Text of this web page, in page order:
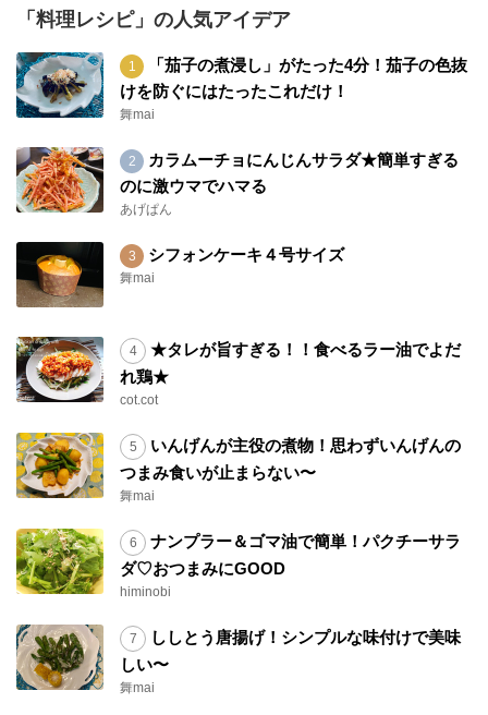
「料理レシピ」の人気アイデア
「茄子の煮浸し」がたった4分！茄子の色抜
けを防ぐにはたったこれだけ！
舞mai
カラムーチョにんじんサラダ★簡単すぎる
のに激ウマでハマる
あげぱん
シフォンケーキ４号サイズ
舞mai
★タレが旨すぎる！！食べるラー油でよだ
れ鶏★
cot.cot
いんげんが主役の煮物！思わずいんげんの
つまみ食いが止まらない〜
舞mai
ナンプラー＆ゴマ油で簡単！パクチーサラ
ダ♡おつまみにGOOD
himinobi
ししとう唐揚げ！シンプルな味付けで美味
しい〜
舞mai